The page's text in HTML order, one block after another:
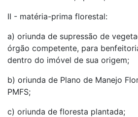
II - matéria-prima florestal:
a) oriunda de supressão de
órgão competente, para
dentro do imóvel de sua origem;
b) oriunda de Plano de Manejo
PMFS;
c) oriunda de floresta plantada;